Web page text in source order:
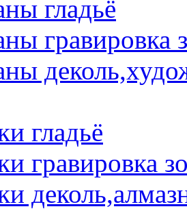
гладьё
гравировка
гладьё
гравировка